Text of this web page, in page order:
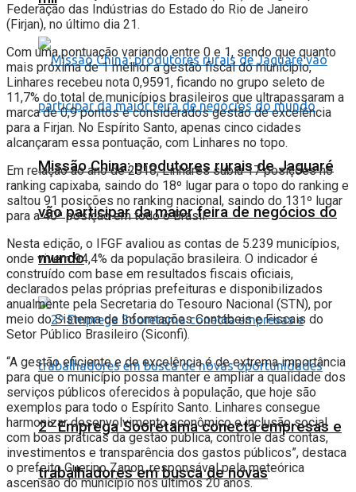
Missão China: produtores rurais de Jaguaré
vão participar da maior feira de negócios do
mundo
2º Emprega Sooretama conecta empresas e
trabalhadores em busca de novas
Federação das Indústrias do Estado do Rio de Janeiro
(Firjan), no último dia 21.
Com uma pontuação variando entre 0 e 1, sendo que quanto
mais próxima de 1 melhor a gestão fiscal do município,
Linhares recebeu nota 0,9591, ficando no grupo seleto de
11,7% do total de municípios brasileiros que ultrapassaram a
marca de 0,9 pontos e considerados gestão de excelência
para a Firjan. No Espírito Santo, apenas cinco cidades
alcançaram essa pontuação, com Linhares no topo.
Em relação ao ano de 2018, Linhares subiu 17 posições no
ranking capixaba, saindo do 18º lugar para o topo do ranking e
saltou 91 posições no ranking nacional, saindo do 131º lugar
para a 40ª posição em todo o Brasil.
Nesta edição, o IFGF avaliou as contas de 5.239 municípios,
onde vivem 94,4% da população brasileira. O indicador é
construído com base em resultados fiscais oficiais,
declarados pelas próprias prefeituras e disponibilizados
anualmente pela Secretaria do Tesouro Nacional (STN), por
meio do Sistema de Informações Contábeis e Fiscais do
Setor Público Brasileiro (Siconfi).
“A gestão eficiente e de excelência é de extrema importância
para que o município possa manter e ampliar a qualidade dos
serviços públicos oferecidos à população, que hoje são
exemplos para todo o Espírito Santo. Linhares consegue
harmonizar desenvolvimento econômico e inclusão social
com boas práticas da gestão pública, controle das contas,
investimentos e transparência dos gastos públicos”, destaca
o prefeito Guerino Zanon, responsável pela meteórica
ascensão do município nos últimos 20 anos.